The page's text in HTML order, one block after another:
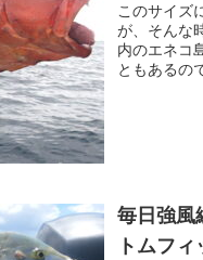
このサイズ
が、そんな
内のエネコ
ともあるの
毎日強風
トムフィ